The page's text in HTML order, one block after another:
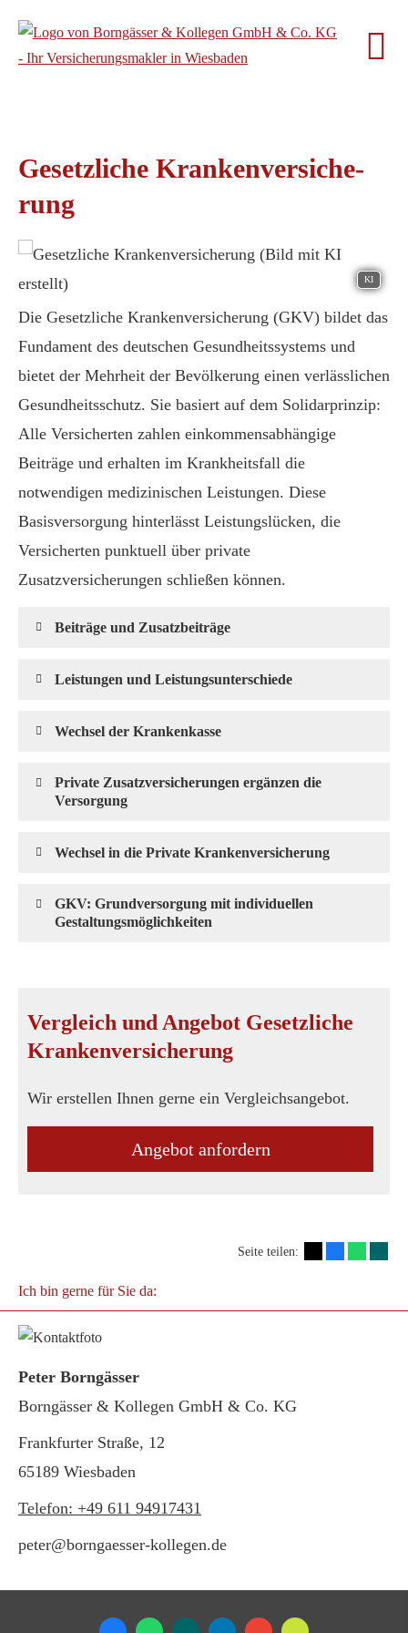
Gesetzliche Kranken­ver­si­che­
rung
KI
Die Gesetzliche Kranken­ver­si­che­rung (GKV) bildet das
Fundament des deutschen Gesundheitssystems und
bietet der Mehrheit der Bevölkerung einen verlässlichen
Gesundheitsschutz. Sie basiert auf dem Solidarprinzip:
Alle Versicherten zahlen einkommensabhängige
Beiträge und erhalten im Krankheitsfall die
notwendigen medizinischen Leistungen. Diese
Basisversorgung hinterlässt Leistungslücken, die
Versicherten punktuell über private
Zusatzversicherungen schließen können.
Beiträge und Zusatzbeiträge
Leistungen und Leistungsunterschiede
Wechsel der Krankenkasse
Private Zusatzversicherungen ergänzen die
Versorgung
Wechsel in die Private Kranken­ver­si­che­rung
GKV: Grundversorgung mit individuellen
Gestaltungsmöglichkeiten
Vergleich und Angebot Gesetzliche
Kranken­ver­si­che­rung
Wir erstellen Ihnen gerne ein Vergleichsangebot.
An­ge­bot an­for­dern
Seite teilen:
Ich bin gerne für Sie da:
Peter Borngässer
Borngässer & Kollegen GmbH & Co. KG
Frankfurter Straße, 12
65189 Wiesbaden
Telefon: +49 611 94917431
peter@borngaesser-kollegen.de